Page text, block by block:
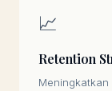
📈
Retention